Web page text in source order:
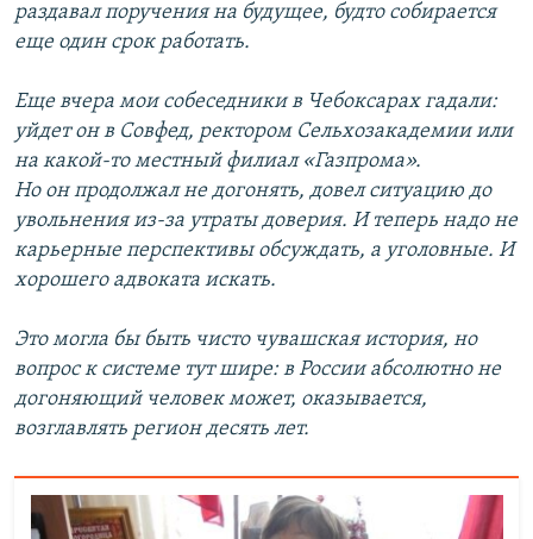
раздавал поручения на будущее, будто собирается
еще один срок работать.
Еще вчера мои собеседники в Чебоксарах гадали:
уйдет он в Совфед, ректором Сельхозакадемии или
на какой-то местный филиал «Газпрома».
Но он продолжал не догонять, довел ситуацию до
увольнения из-за утраты доверия. И теперь надо не
карьерные перспективы обсуждать, а уголовные. И
хорошего адвоката искать.
Это могла бы быть чисто чувашская история, но
вопрос к системе тут шире: в России абсолютно не
догоняющий человек может, оказывается,
возглавлять регион десять лет.